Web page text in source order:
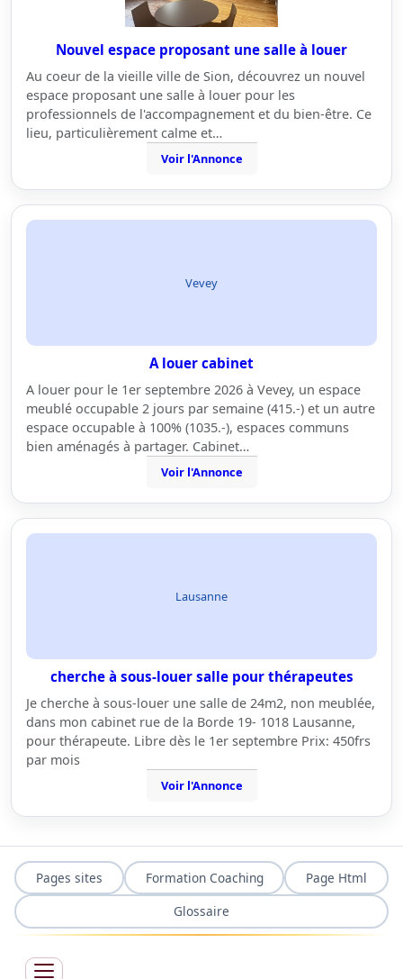
Nouvel espace proposant une salle à louer
Au coeur de la vieille ville de Sion, découvrez un nouvel
espace proposant une salle à louer pour les
professionnels de l'accompagnement et du bien-être. Ce
lieu, particulièrement calme et…
Voir l'Annonce
Vevey
A louer cabinet
A louer pour le 1er septembre 2026 à Vevey, un espace
meublé occupable 2 jours par semaine (415.-) et un autre
espace occupable à 100% (1035.-), espaces communs
bien aménagés à partager. Cabinet…
Voir l'Annonce
Lausanne
cherche à sous-louer salle pour thérapeutes
Je cherche à sous-louer une salle de 24m2, non meublée,
dans mon cabinet rue de la Borde 19- 1018 Lausanne,
pour thérapeute. Libre dès le 1er septembre Prix: 450frs
par mois
Voir l'Annonce
Pages sites Formation Coaching
Page Html
Glossaire